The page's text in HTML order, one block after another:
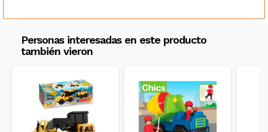
Personas interesadas en este producto
también vieron